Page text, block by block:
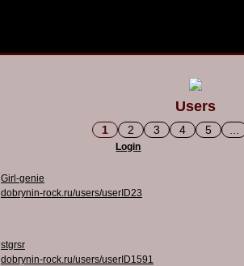
Users
1 2 3 4 5
Login
Girl-genie
dobrynin-rock.ru/users/userID23
stgrsr
dobrynin-rock.ru/users/userID1591